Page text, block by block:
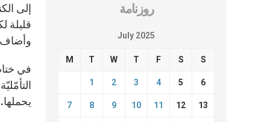
إلى
قليلة
وأضاف
في
يحملها.
روزنامة
July 2025
M T W T F S S
1 2 3 4 5 6
7 8 9 10 11 12 13